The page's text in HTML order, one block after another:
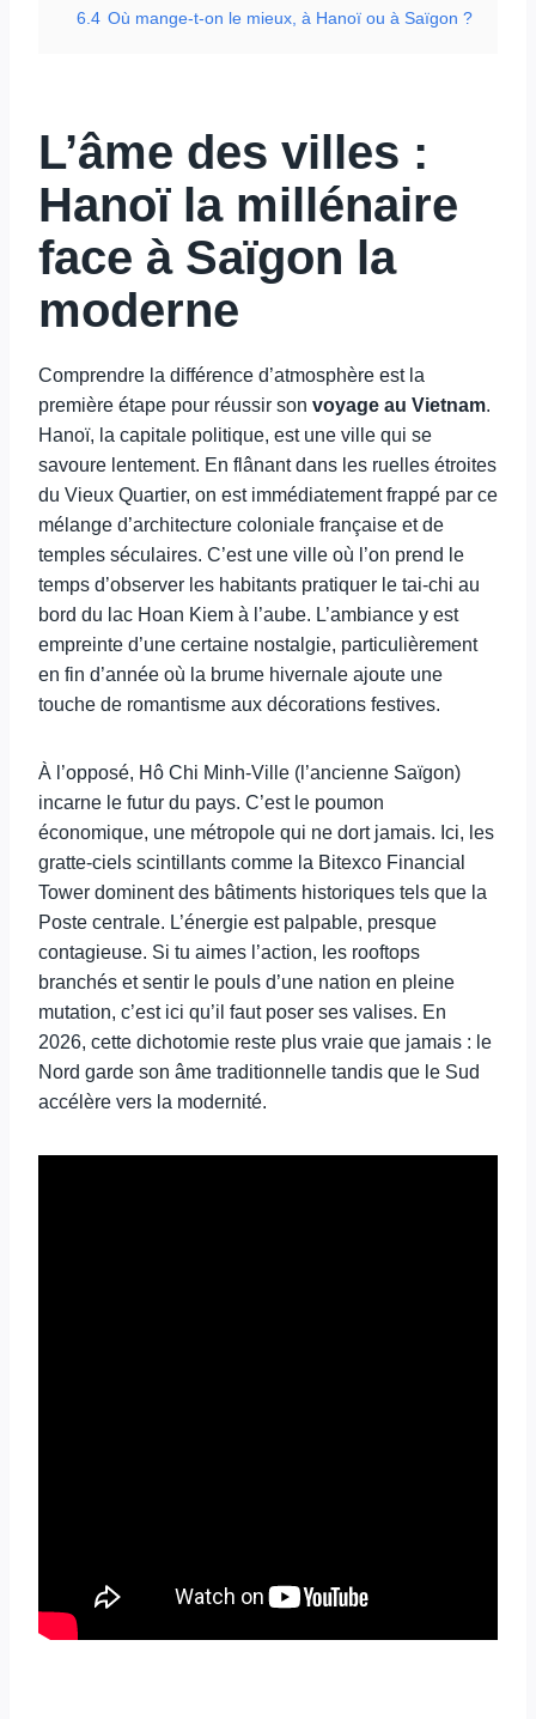
6.4 Où mange-t-on le mieux, à Hanoï ou à Saïgon ?
L’âme des villes :
Hanoï la millénaire
face à Saïgon la
moderne
Comprendre la différence d’atmosphère est la
première étape pour réussir son voyage au Vietnam.
Hanoï, la capitale politique, est une ville qui se
savoure lentement. En flânant dans les ruelles étroites
du Vieux Quartier, on est immédiatement frappé par ce
mélange d’architecture coloniale française et de
temples séculaires. C’est une ville où l’on prend le
temps d’observer les habitants pratiquer le tai-chi au
bord du lac Hoan Kiem à l’aube. L’ambiance y est
empreinte d’une certaine nostalgie, particulièrement
en fin d’année où la brume hivernale ajoute une
touche de romantisme aux décorations festives.
À l’opposé, Hô Chi Minh-Ville (l’ancienne Saïgon)
incarne le futur du pays. C’est le poumon
économique, une métropole qui ne dort jamais. Ici, les
gratte-ciels scintillants comme la Bitexco Financial
Tower dominent des bâtiments historiques tels que la
Poste centrale. L’énergie est palpable, presque
contagieuse. Si tu aimes l’action, les rooftops
branchés et sentir le pouls d’une nation en pleine
mutation, c’est ici qu’il faut poser ses valises. En
2026, cette dichotomie reste plus vraie que jamais : le
Nord garde son âme traditionnelle tandis que le Sud
accélère vers la modernité.